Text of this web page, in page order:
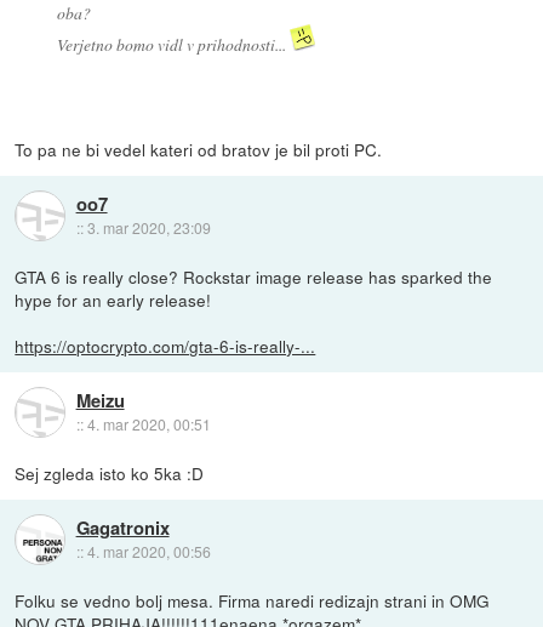
oba?
Verjetno bomo vidl v prihodnosti...
To pa ne bi vedel kateri od bratov je bil proti PC.
oo7
::3. mar 2020, 23:09
GTA 6 is really close? Rockstar image release has sparked the
hype for an early release!
https://optocrypto.com/gta-6-is-really-...
Meizu
::4. mar 2020, 00:51
Sej zgleda isto ko 5ka :D
Gagatronix
::4. mar 2020, 00:56
Folku se vedno bolj mesa. Firma naredi redizajn strani in OMG